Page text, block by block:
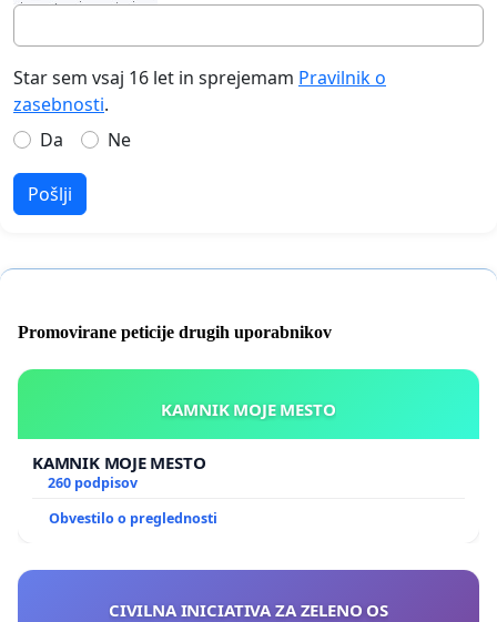
Star sem vsaj 16 let in sprejemam Pravilnik o
zasebnosti.
Da
Ne
Pošlji
Promovirane peticije drugih uporabnikov
KAMNIK MOJE MESTO
KAMNIK MOJE MESTO
260 podpisov
Obvestilo o preglednosti
CIVILNA INICIATIVA ZA ZELENO OS